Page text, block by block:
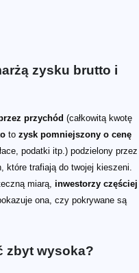
zysku brutto i
przychód (całkowitą kwotę
to zysk pomniejszony o cenę
podatki itp.) podzielony przez
trafiają do twojej kieszeni.
miarą, inwestorzy częściej
ona, czy pokrywane są
zbyt wysoka?